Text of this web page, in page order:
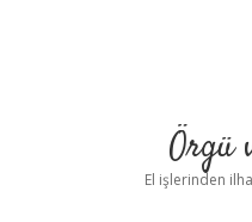
Örgü
El işlerinden